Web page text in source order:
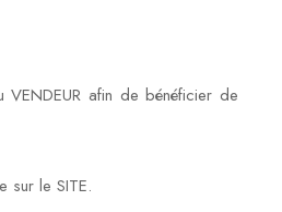
afin de bénéficier de
sur le SITE.